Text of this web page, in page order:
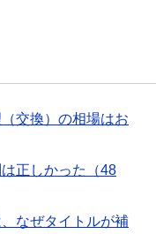
交換）の相場はお
正しかった（48
なぜタイトルが補